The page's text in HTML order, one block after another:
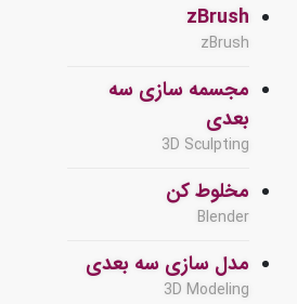
zBrush
zBrush
مجسمه سازی سه
بعدی
3D Sculpting
مخلوط کن
Blender
مدل سازی سه بعدی
3D Modeling